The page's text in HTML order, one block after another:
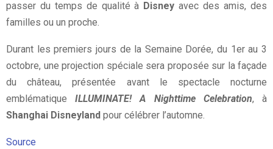
passer du temps de qualité à Disney avec des amis, des
familles ou un proche.
Durant les premiers jours de la Semaine Dorée, du 1er au 3
octobre, une projection spéciale sera proposée sur la façade
du château, présentée avant le spectacle nocturne
emblématiqueILLUMINATE! A Nighttime Celebration, à
Shanghai Disneyland pour célébrer l’automne.
Source